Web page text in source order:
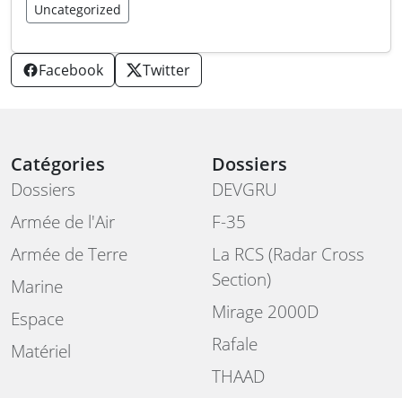
Uncategorized
Facebook Twitter
Catégories
Dossiers
Armée de l'Air
Armée de Terre
Marine
Espace
Matériel
Dossiers
DEVGRU
F-35
La RCS (Radar Cross
Section)
Mirage 2000D
Rafale
THAAD